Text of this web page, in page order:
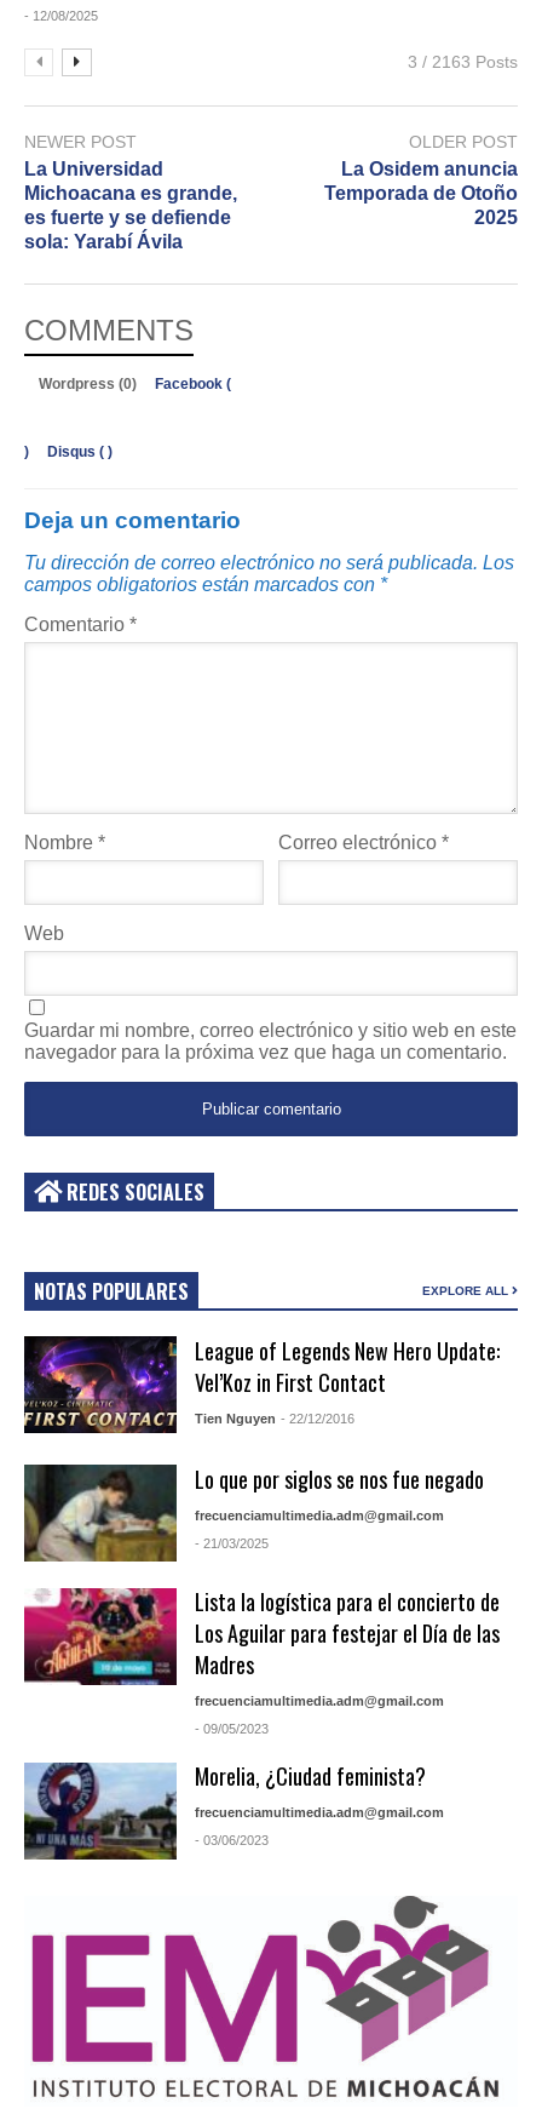
- 12/08/2025
3 / 2163 Posts
NEWER POST
La Universidad
Michoacana es grande,
es fuerte y se defiende
sola: Yarabí Ávila
OLDER POST
La Osidem anuncia
Temporada de Otoño
2025
COMMENTS
Wordpress (0) Facebook (
) Disqus ( )
Deja un comentario
Tu dirección de correo electrónico no será publicada. Los
campos obligatorios están marcados con *
Comentario *
Nombre * Correo electrónico*
Web
Guardar mi nombre, correo electrónico y sitio web en este
navegador para la próxima vez que haga un comentario.
REDES SOCIALES
NOTAS POPULARES EXPLORE ALL
League of Legends New Hero Update:
Vel’Koz in First Contact
Tien Nguyen - 22/12/2016
Lo que por siglos se nos fue negado
frecuenciamultimedia.adm@gmail.com
- 21/03/2025
Lista la logística para el concierto de
Los Aguilar para festejar el Día de las
Madres
frecuenciamultimedia.adm@gmail.com
- 09/05/2023
Morelia, ¿Ciudad feminista?
frecuenciamultimedia.adm@gmail.com
- 03/06/2023